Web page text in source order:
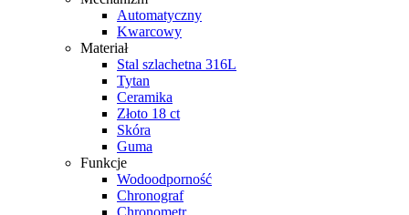
Automatyczny
Kwarcowy
Materiał
Stal szlachetna 316L
Tytan
Ceramika
Złoto 18 ct
Skóra
Guma
Funkcje
Wodoodporność
Chronograf
Chronometr